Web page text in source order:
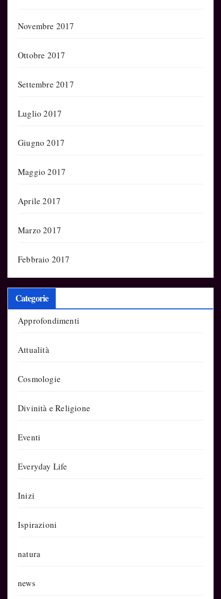
Novembre 2017
Ottobre 2017
Settembre 2017
Luglio 2017
Giugno 2017
Maggio 2017
Aprile 2017
Marzo 2017
Febbraio 2017
Categorie
Approfondimenti
Attualità
Cosmologie
Divinità e Religione
Eventi
Everyday Life
Inizi
Ispirazioni
natura
news